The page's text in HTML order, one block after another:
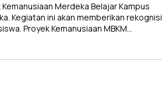
Kemanusiaan Merdeka Belajar Kampus
Kegiatan ini akan memberikan rekognisi
Proyek Kemanusiaan MBKM…